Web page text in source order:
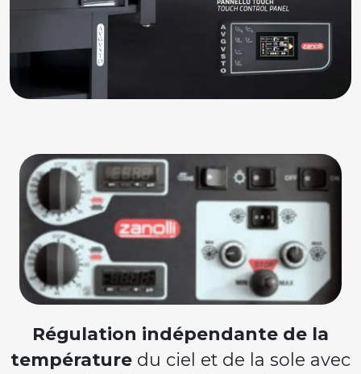
Régulation indépendante de la
température du ciel et de la sole avec